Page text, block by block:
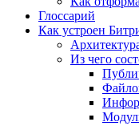
Глоссарий
Как устроен
Из чего